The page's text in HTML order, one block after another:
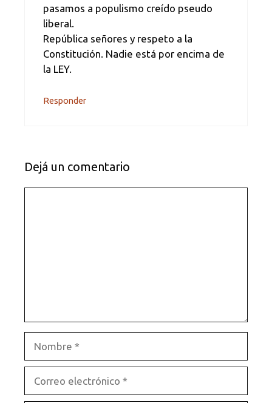
pasamos a populismo creído pseudo
liberal.
República señores y respeto a la
Constitución. Nadie está por encima de
la LEY.
Responder
Dejá un comentario